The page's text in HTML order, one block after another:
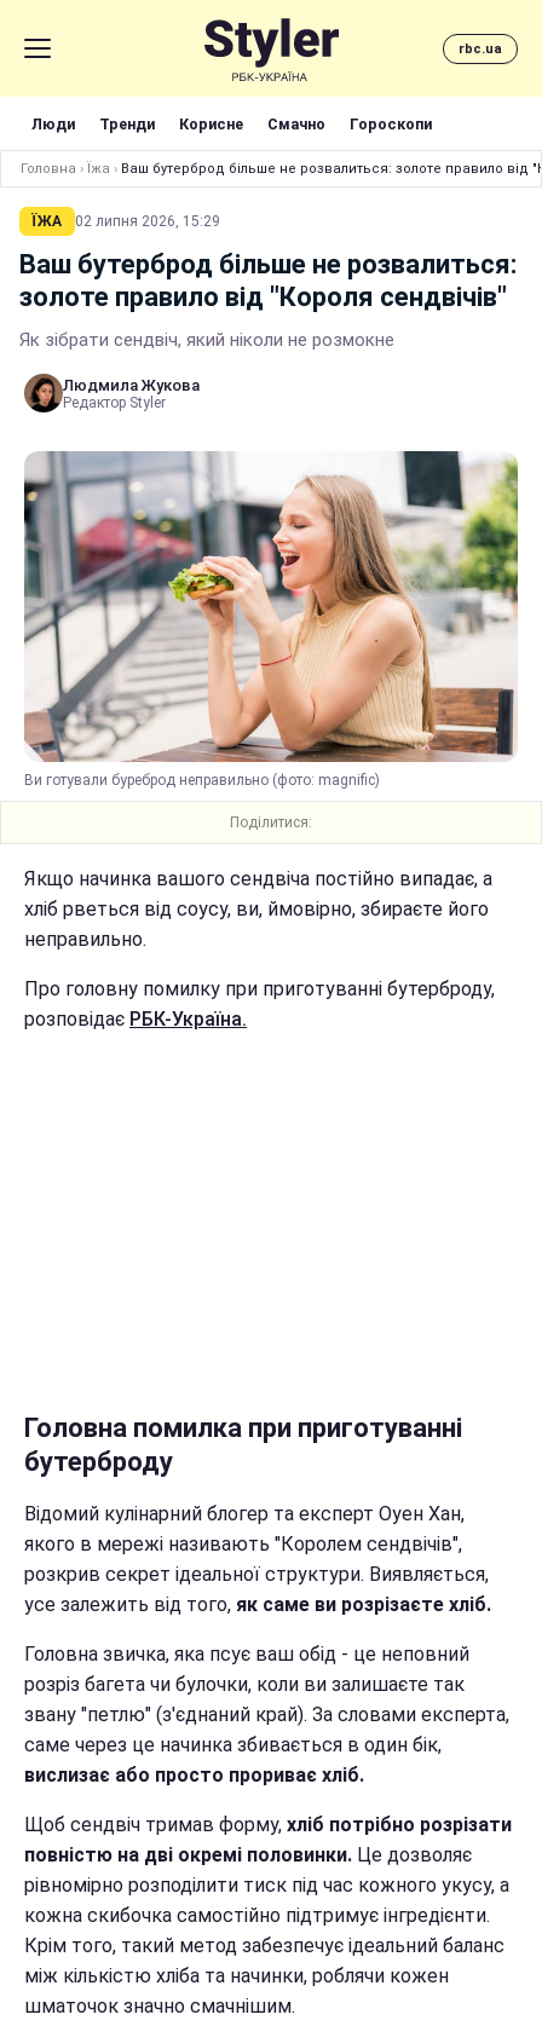
rbc.ua
Люди Тренди Корисне Смачно Гороскопи
Головна › Їжа › Ваш бутерброд більше не розвалиться: золоте правило від
ЇЖА 02 липня 2026, 15:29
Ваш бутерброд більше не розвалиться:
золоте правило від "Короля сендвічів"
Як зібрати сендвіч, який ніколи не розмокне
Людмила Жукова
Редактор Styler
Ви готували буреброд неправильно (фото: magnific)
Поділитися:
Якщо начинка вашого сендвіча постійно випадає, а
хліб рветься від соусу, ви, ймовірно, збираєте його
неправильно.
Про головну помилку при приготуванні бутерброду,
розповідає РБК-Україна.
Головна помилка при приготуванні
бутерброду
Відомий кулінарний блогер та експерт Оуен Хан,
якого в мережі називають "Королем сендвічів",
розкрив секрет ідеальної структури. Виявляється,
усе залежить від того, як саме ви розрізаєте хліб.
Головна звичка, яка псує ваш обід - це неповний
розріз багета чи булочки, коли ви залишаєте так
звану "петлю" (з'єднаний край). За словами експерта,
саме через це начинка збивається в один бік,
вислизає або просто прориває хліб.
Щоб сендвіч тримав форму, хліб потрібно розрізати
повністю на дві окремі половинки. Це дозволяє
рівномірно розподілити тиск під час кожного укусу, а
кожна скибочка самостійно підтримує інгредієнти.
Крім того, такий метод забезпечує ідеальний баланс
між кількістю хліба та начинки, роблячи кожен
шматочок значно смачнішим.